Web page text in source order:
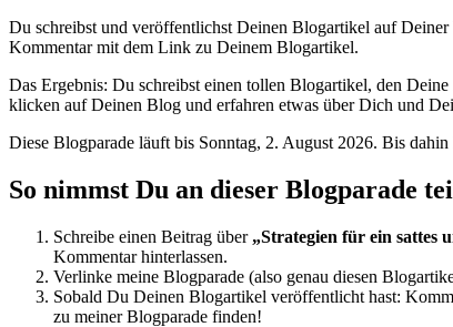
Du schreibst und veröffentlichst Deinen Blogartikel auf
Kommentar mit dem Link zu Deinem Blogartikel.
Das Ergebnis: Du schreibst einen tollen Blogartikel, den
klicken auf Deinen Blog und erfahren etwas über Dich und
Diese Blogparade läuft bis Sonntag, 2. August 2026. Bis
So nimmst Du an dieser Blogparade
Schreibe einen Beitrag über „Strategien für ein sattes
Kommentar hinterlassen.
Verlinke meine Blogparade (also genau diesen
Sobald Du Deinen Blogartikel veröffentlicht hast:
zu meiner Blogparade finden!